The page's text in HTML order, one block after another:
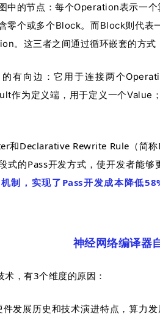
中的节点：每个Operation表示一
零个或多个Block。而Block则代表
。这三者之间通过循环嵌套的方
有向边：它用于连接两个
作为定义端，用于定义一个Value
和Declarative Rewrite Rule（简
式的Pass开发方式，使开发者能
制，实现了Pass开发成本降低
神经网络编译器
，有3个维度的原因：
发展历史和技术演进特点，算力